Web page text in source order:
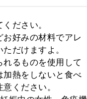
ださい。
好みの材料でアレ
だけますよ。
るものを使用して
加熱をしないと食べ
ください。